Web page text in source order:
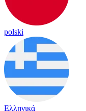
polski
Ελληνικά